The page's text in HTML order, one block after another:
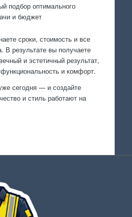
подбор оптимального
и бюджет
сроки, стоимость и все
В результате вы получаете
и эстетичный результат,
и комфорт.
сегодня — и создайте
и стиль работают на